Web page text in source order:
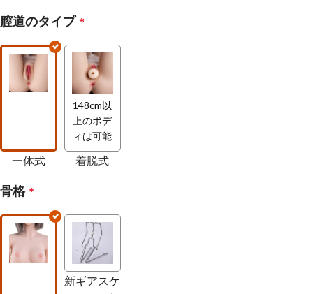
膣道のタイプ *
一体式
148cm以
上のボデ
ィは可能
着脱式
骨格 *
新ギアスケ